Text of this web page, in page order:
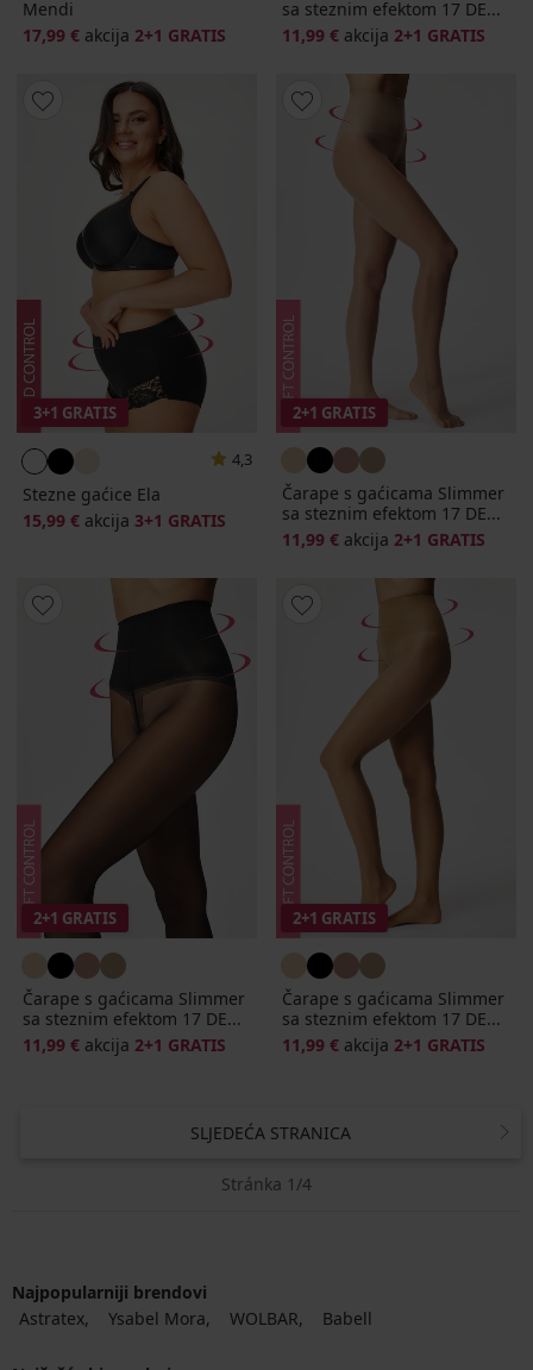
Mendi
17,99 € akcija 2+1 GRATIS
sa steznim efektom 17 DE...
11,99 € akcija 2+1 GRATIS
3+1 GRATIS
4,3
Stezne gaćice Ela
15,99 € akcija 3+1 GRATIS
2+1 GRATIS
Čarape s gaćicama Slimmer
sa steznim efektom 17 DE...
11,99 € akcija 2+1 GRATIS
2+1 GRATIS
Čarape s gaćicama Slimmer
sa steznim efektom 17 DE...
11,99 € akcija 2+1 GRATIS
2+1 GRATIS
Čarape s gaćicama Slimmer
sa steznim efektom 17 DE...
11,99 € akcija 2+1 GRATIS
SLJEDEĆA STRANICA
Stránka 1/4
Najpopularniji brendovi
Astratex
Ysabel Mora WOLBAR Babell